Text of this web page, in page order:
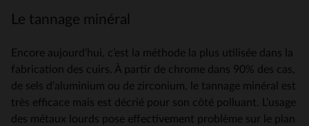
Le tannage minéral
Encore aujourd’hui, c’est la méthode la plus utilisée dans la
fabrication des cuirs. À partir de chrome dans 90% des cas,
de sels d’aluminium ou de zirconium, le tannage minéral est
très efficace mais est décrié pour son côté polluant. L’usage
des métaux lourds pose effectivement problème sur le plan